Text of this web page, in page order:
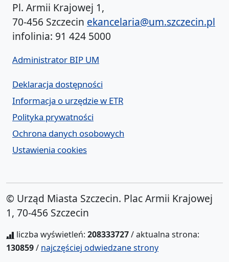
Pl. Armii Krajowej 1,
70-456 Szczecin ekancelaria@um.szczecin.pl
infolinia: 91 424 5000
Administrator BIP UM
Deklaracja dostępności
Informacja o urzędzie w ETR
Polityka prywatności
Ochrona danych osobowych
Ustawienia cookies
© Urząd Miasta Szczecin. Plac Armii Krajowej
1, 70-456 Szczecin
liczba wyświetleń: 208333727/ aktualna strona:
130859/ najczęściej odwiedzane strony